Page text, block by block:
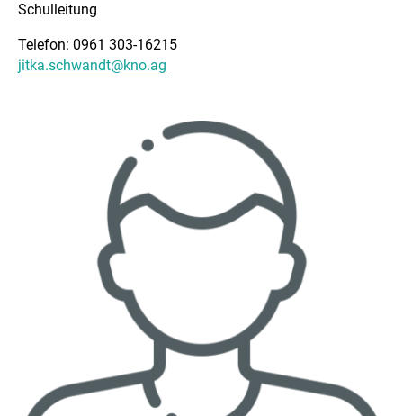
Schulleitung
Telefon: 0961 303-16215
jitka.schwandt@kno.ag